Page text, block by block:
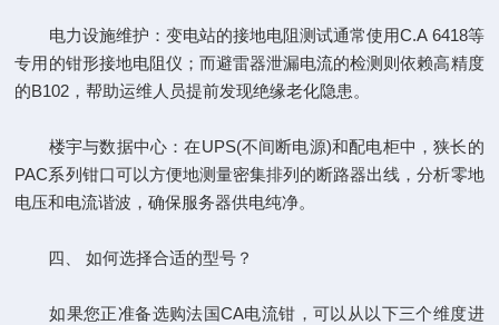
电力设施维护：变电站的接地电阻测试通常使用C.A 6418等
专用的钳形接地电阻仪；而避雷器泄漏电流的检测则依赖高精度
的B102，帮助运维人员提前发现绝缘老化隐患。
楼宇与数据中心：在UPS(不间断电源)和配电柜中，狭长的
PAC系列钳口可以方便地测量密集排列的断路器出线，分析零地
电压和电流谐波，确保服务器供电纯净。
四、 如何选择合适的型号？
如果您正准备选购法国CA电流钳，可以从以下三个维度进